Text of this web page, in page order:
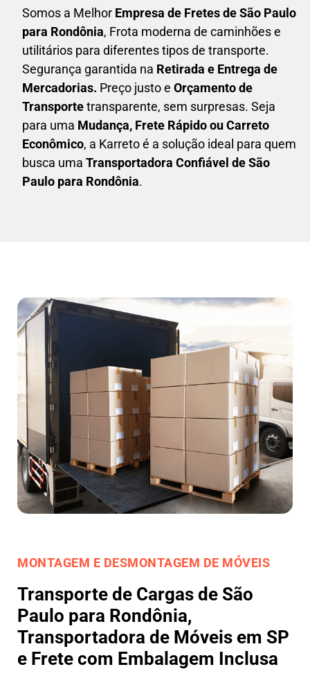
Somos a Melhor Empresa de Fretesde São Paulo
para Rondônia, Frota moderna de caminhões e
utilitários para diferentes tipos de transporte.
Segurança garantida na Retirada e Entrega de
Mercadorias. Preço justo e Orçamento de
Transportetransparente, sem surpresas. Seja
para uma Mudança, Frete Rápido ou Carreto
Econômico, a Karretoé a solução ideal para quem
busca uma Transportadora Confiável de São
Paulo para Rondônia.
MONTAGEM E DESMONTAGEM DE MÓVEIS
Transporte de Cargas de São
Paulo para Rondônia,
Transportadora de Móveis em SP
e Frete com Embalagem Inclusa